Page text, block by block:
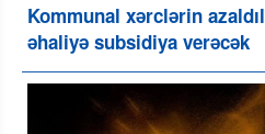
Kommunal xərclərin
əhaliyə subsidiya verəcək